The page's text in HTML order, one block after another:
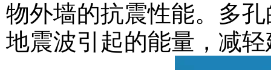
物外墙的抗震性能。多
地震波引起的能量，减